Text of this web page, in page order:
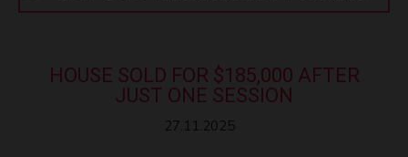
HOUSE SOLD FOR $185,000 AFTER
JUST ONE SESSION
27.11.2025